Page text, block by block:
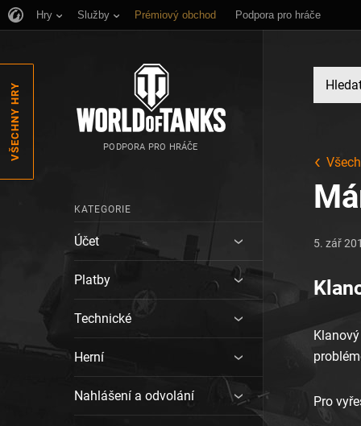
Hry Služby Prémiový obchod Podpora pro hráče
VŠECHNY HRY PODPORA PRO HRÁČE
KATEGORIE
Účet
Platby
Technické
Herní
Nahlášení a odvolání
5. zář
Pro